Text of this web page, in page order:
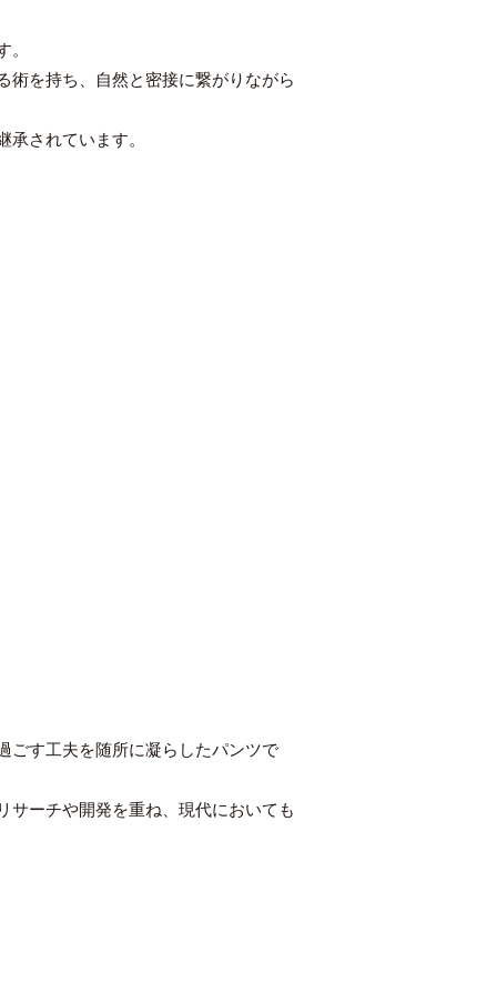
。
術を持ち、自然と密接に繋がりながら
されています。
ごす工夫を随所に凝らしたパンツで
サーチや開発を重ね、現代においても